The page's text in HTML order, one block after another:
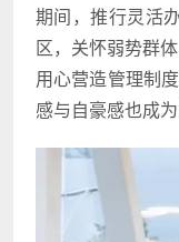
期间，推行灵活
区，关怀弱势群
用心营造管理制
感与自豪感也成